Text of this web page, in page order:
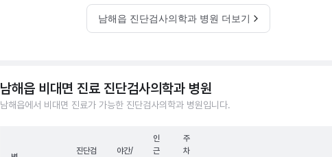
남해읍 진단검사의학과 병원 더보기
남해읍 비대면 진료 진단검사의학과 병원
남해읍에서 비대면 진료가 가능한 진단검사의학과 병원입니다.
진단검
야간/
인
근
주
차